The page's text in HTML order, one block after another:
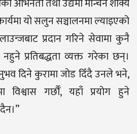
यो सलुन सञ्चालनमा ल्याइएको
प्रदान गरिने सेवामा कुनै
प्रतिबद्धता व्यक्त गरेका छन्।
दिने कुरामा जोड दिँदै उनले भने,
विश्वास गर्छौँ, यहाँ प्रयोग हुने